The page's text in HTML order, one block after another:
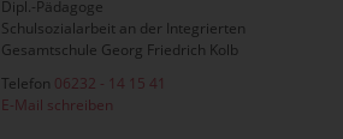
Dipl.-Pädagoge
Schulsozialarbeit an der Integrierten
Gesamtschule Georg Friedrich Kolb
Telefon 06232 - 14 15 41
E-Mail schreiben